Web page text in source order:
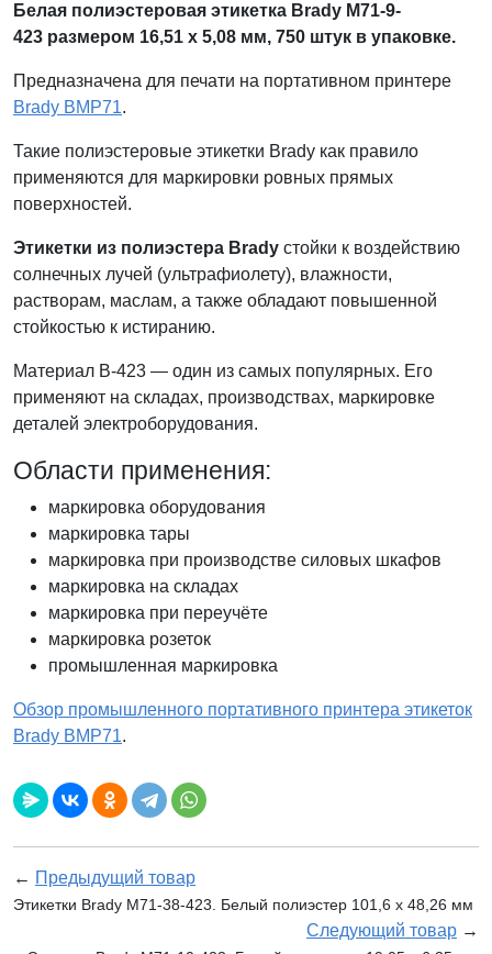
Белая полиэстеровая этикетка Brady M71-9-
423 размером 16,51 х 5,08 мм, 750 штук в упаковке.
Предназначена для печати на портативном принтере
Brady BMP71.
Такие полиэстеровые этикетки Brady как правило
применяются для маркировки ровных прямых
поверхностей.
Этикетки из полиэстера Brady стойки к воздействию
солнечных лучей (ультрафиолету), влажности,
растворам, маслам, а также обладают повышенной
стойкостью к истиранию.
Материал B-423 — один из самых популярных. Его
применяют на складах, производствах, маркировке
деталей электроборудования.
Области применения:
маркировка оборудования
маркировка тары
маркировка при производстве силовых шкафов
маркировка на складах
маркировка при переучёте
маркировка розеток
промышленная маркировка
Обзор промышленного портативного принтера этикеток
Brady BMP71.
← Предыдущий товар
Этикетки Brady M71-38-423. Белый полиэстер 101,6 х 48,26 мм
Следующий товар →